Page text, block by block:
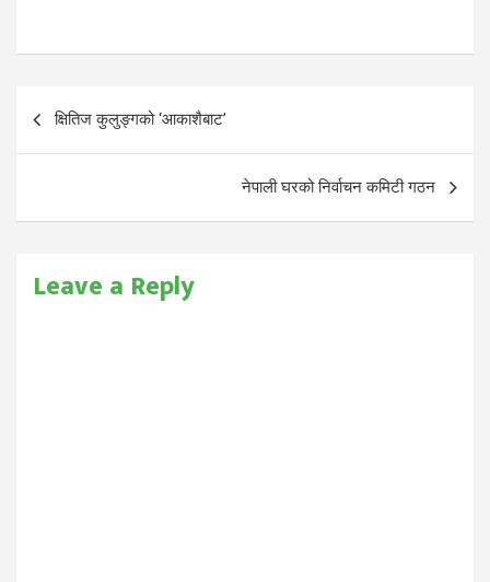
Post
navigation
क्षितिज कुलुङ्गको ‘आकाशैबाट​’
नेपाली घरको निर्वाचन कमिटी गठन
Leave a Reply